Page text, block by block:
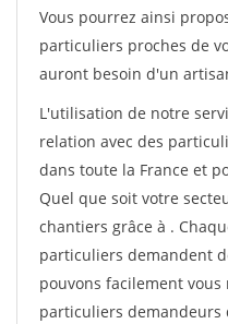
Vous pourrez ainsi
particuliers proches de
auront besoin d'un
L'utilisation de notre
relation avec des
dans toute la France et
Quel que soit votre
chantiers grâce à .
particuliers demandent
pouvons facilement
particuliers demandeurs